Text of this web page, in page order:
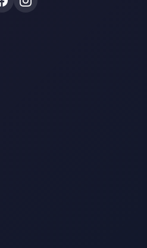
FacebookInstagram